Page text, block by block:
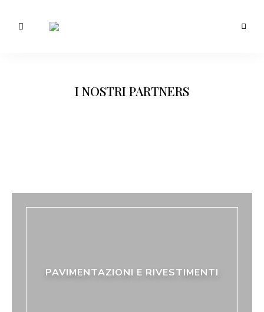
I NOSTRI PARTNERS
PAVIMENTAZIONI E RIVESTIMENTI